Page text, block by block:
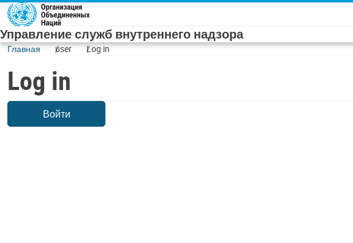
Skip to main content
Управление служб внутреннего надзора
Главная user Log in
Log in
Войти